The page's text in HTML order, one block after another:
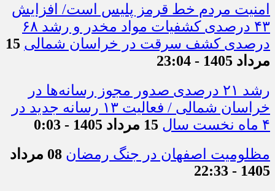
امنیت مردم خط قرمز پلیس است/ افزایش
۴۳ درصدی کشفیات مواد مخدر و رشد ۶۸
درصدی کشف سرقت در خراسان شمالی 15
مرداد 1405 - 23:04
رشد ۲۱ درصدی صدور مجوز رسانه‌ها در
خراسان شمالی / فعالیت ۱۳ رسانه جدید در
۴ ماه نخست سال
15 مرداد 1405 - 0:03
مظلومیت اصفهان در جنگ رمضان
08 مرداد
1405 - 22:33